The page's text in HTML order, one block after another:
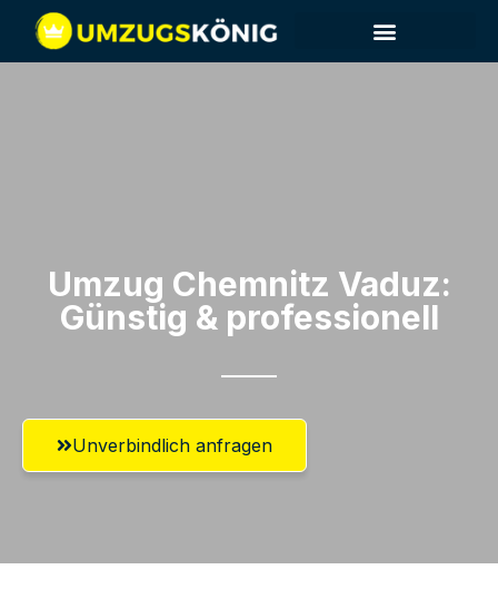
Umzug Chemnitz​ Vaduz:
Günstig & professionell​
Unverbindlich anfragen